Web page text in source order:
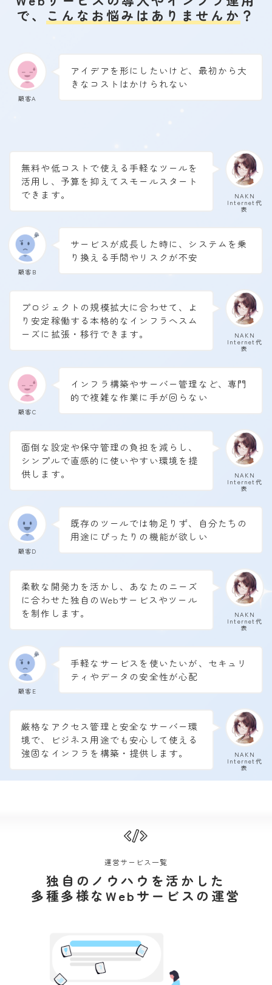
で、
こんなお悩みはありませんか ？
顧客A
アイデアを形にしたいけど、最初から大
きなコストはかけられない
NAKN
Internet代
表
無料や低コストで使える手軽なツールを
活用し、予算を抑えてスモールスタート
できます。
顧客B
サービスが成長した時に、システムを乗
り換える手間やリスクが不安
NAKN
Internet代
表
プロジェクトの規模拡大に合わせて、よ
り安定稼働する本格的なインフラへスム
ーズに拡張・移行できます。
顧客C
インフラ構築やサーバー管理など、専門
的で複雑な作業に手が回らない
NAKN
Internet代
表
面倒な設定や保守管理の負担を減らし、
シンプルで直感的に使いやすい環境を提
供します。
顧客D
既存のツールでは物足りず、自分たちの
用途にぴったりの機能が欲しい
NAKN
Internet代
表
柔軟な開発力を活かし、あなたのニーズ
に合わせた独自のWebサービスやツール
を制作します。
顧客E
手軽なサービスを使いたいが、セキュリ
ティやデータの安全性が心配
NAKN
Internet代
表
厳格なアクセス管理と安全なサーバー環
境で、ビジネス用途でも安心して使える
強固なインフラを構築・提供します。
運営サービス一覧
独自のノウハウを活かした
多種多様なWebサービスの運営